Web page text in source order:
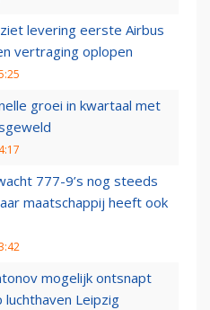
levering eerste Airbus
vertraging oplopen
groei in kwartaal met
777-9’s nog steeds
maatschappij heeft ook
mogelijk ontsnapt
luchthaven Leipzig